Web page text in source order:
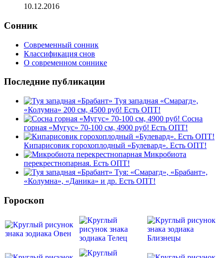
10.12.2016
Сонник
Современный сонник
Классификация снов
О современном соннике
Последние публикации
Туя западная «Смарагд»,
«Колумна» 200 см, 4500 руб! Есть ОПТ!
Сосна
горная «Мугус» 70-100 см, 4900 руб! Есть ОПТ!
Кипарисовик горохоплодный «Булевард». Есть ОПТ!
Микробиота
перекрестнопарная. Есть ОПТ!
Туя: «Смарагд», «Брабант»,
«Колумна», «Даника» и др. Есть ОПТ!
Гороскоп